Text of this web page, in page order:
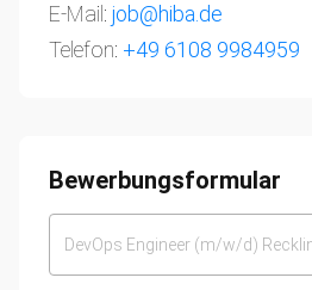
E-Mail: job@hiba.de
Telefon: +49 6108 9984959
Bewerbungsformular